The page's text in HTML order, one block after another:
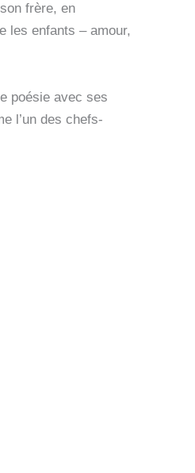
frère, en
les enfants – amour,
poésie avec ses
l’un des chefs-